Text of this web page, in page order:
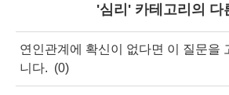
'심리 ' 카테고리의 다
연인관계에 확신이 없다면 이 질문을
니다. (0)